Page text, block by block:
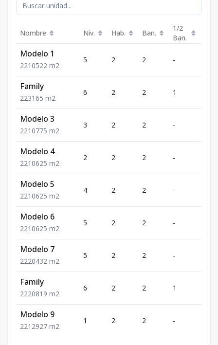
Nombre Niv. Hab. Ban.
1/2
Ban.
Modelo 1
2210522 m2
5 2 2 -
Family
223165 m2
6 2 2 1
Modelo 3
2210775 m2
3 2 2 -
Modelo 4
2210625 m2
2 2 2 -
Modelo 5
2210625 m2
4 2 2 -
Modelo 6
2210625 m2
5 2 2 -
Modelo 7
2220432 m2
5 2 2 -
Family
2220819 m2
6 2 2 1
Modelo 9
2212927 m2
1 2 2 -